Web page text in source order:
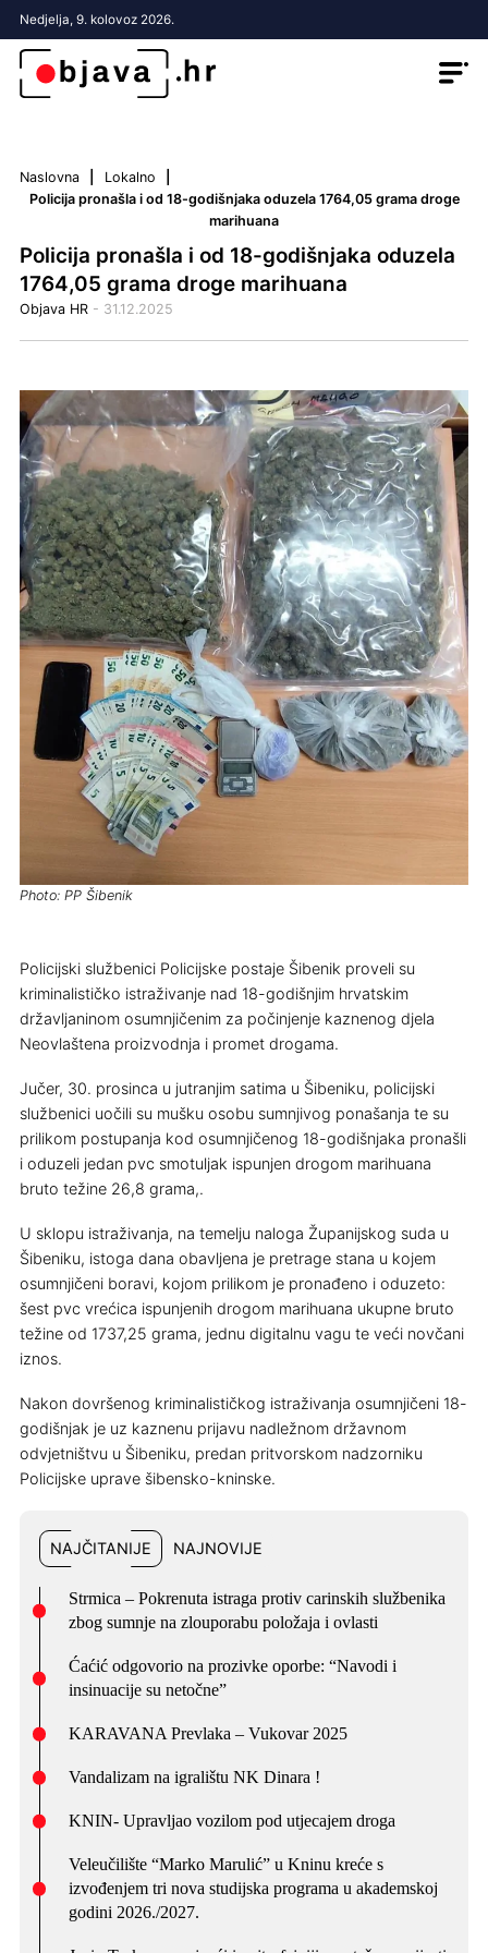
Nedjelja, 9. kolovoz 2026.
Naslovna
Lokalno
Policija pronašla i od 18-godišnjaka oduzela 1764,05 grama droge
marihuana
Policija pronašla i od 18-godišnjaka oduzela
1764,05 grama droge marihuana
Objava HR - 31.12.2025
Photo: PP Šibenik
Policijski službenici Policijske postaje Šibenik proveli su
kriminalističko istraživanje nad 18-godišnjim hrvatskim
državljaninom osumnjičenim za počinjenje kaznenog djela
Neovlaštena proizvodnja i promet drogama.
Jučer, 30. prosinca u jutranjim satima u Šibeniku, policijski
službenici uočili su mušku osobu sumnjivog ponašanja te su
prilikom postupanja kod osumnjičenog 18-godišnjaka pronašli
i oduzeli jedan pvc smotuljak ispunjen drogom marihuana
bruto težine 26,8 grama,.
U sklopu istraživanja, na temelju naloga Županijskog suda u
Šibeniku, istoga dana obavljena je pretrage stana u kojem
osumnjičeni boravi, kojom prilikom je pronađeno i oduzeto:
šest pvc vrećica ispunjenih drogom marihuana ukupne bruto
težine od 1737,25 grama, jednu digitalnu vagu te veći novčani
iznos.
Nakon dovršenog kriminalističkog istraživanja osumnjičeni 18-
godišnjak je uz kaznenu prijavu nadležnom državnom
odvjetništvu u Šibeniku, predan pritvorskom nadzorniku
Policijske uprave šibensko-kninske.
NAJČITANIJE NAJNOVIJE
Strmica – Pokrenuta istraga protiv carinskih službenika
zbog sumnje na zlouporabu položaja i ovlasti
Ćaćić odgovorio na prozivke oporbe: “Navodi i
insinuacije su netočne”
KARAVANA Prevlaka – Vukovar 2025
Vandalizam na igralištu NK Dinara !
KNIN- Upravljao vozilom pod utjecajem droga
Veleučilište “Marko Marulić” u Kninu kreće s
izvođenjem tri nova studijska programa u akademskoj
godini 2026./2027.